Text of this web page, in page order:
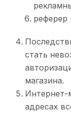
стать
магазина.
Интернет-
адресах